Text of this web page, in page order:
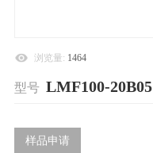
浏览量: 1464
型号 LMF100-20B05
样品申请